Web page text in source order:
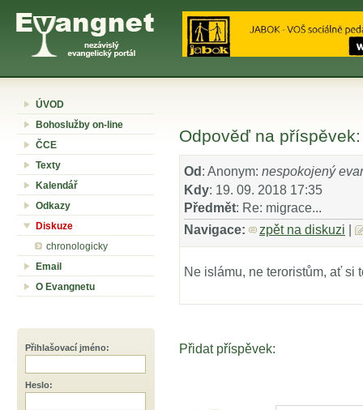
ÚVOD
Bohoslužby on-line
ČCE
Texty
Kalendář
Odkazy
Diskuze
chronologicky
Email
O Evangnetu
Přihlašovací jméno:
Heslo:
Odpověď na
Od : Anonym: nespokojený
Kdy: 19. 09. 2018 17:35
Předmět: Re: migrace...
Navigace:
zpět na diskuzi
Ne islámu, ne teroristům, ať si
Přidat příspěvek: